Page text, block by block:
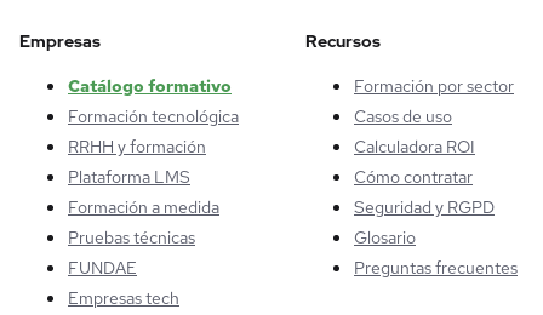
Empresas
Catálogo formativo
Formación tecnológica
RRHH y formación
Plataforma LMS
Formación a medida
Pruebas técnicas
FUNDAE
Empresas tech
Recursos
Formación por sector
Casos de uso
Calculadora ROI
Cómo contratar
Seguridad y RGPD
Glosario
Preguntas frecuentes